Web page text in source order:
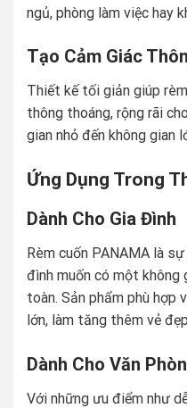
ngủ, phòng làm việc hay
Tạo Cảm Giác
Thiết kế tối giản giúp
thông thoáng, rộng rãi
gian nhỏ đến không gian
Ứng Dụng Trong
Dành Cho Gia Đình
Rèm cuốn PANAMA là
đình muốn có một không
toàn. Sản phẩm phù hợp
lớn, làm tăng thêm vẻ
Dành Cho Văn
Với những ưu điểm như